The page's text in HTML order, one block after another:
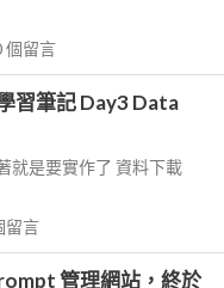
個留言
習筆記 Day3 Data
就是要實作了 資料下載
留言
管理網站，終於